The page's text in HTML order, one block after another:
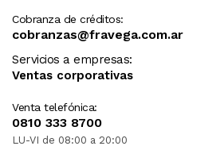
Cobranza de créditos:
cobranzas@fravega.com.ar
Servicios a empresas:
Ventas corporativas
Venta telefónica:
0810 333 8700
LU-VI de 08:00 a 20:00